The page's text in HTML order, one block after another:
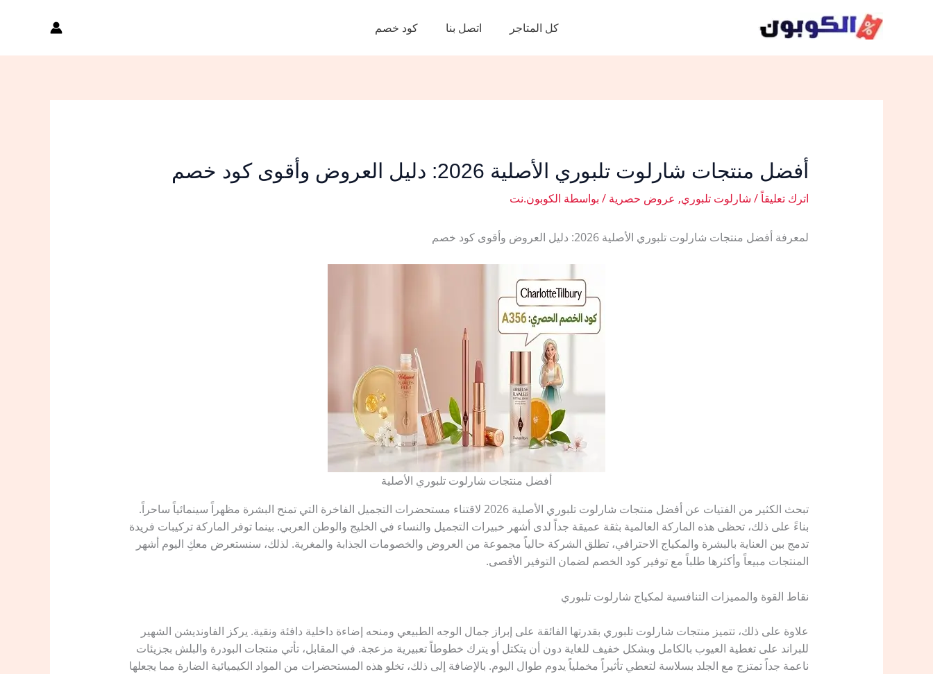
كل المتاجر اتصل بنا كود خصم
أفضل منتجات شارلوت تلبوري الأصلية 2026: دليل العروض وأقوى كود خصم
اترك تعليقاً/ شارلوت تلبوري, عروض حصرية / بواسطة الكوبون.نت
لمعرفة أفضل منتجات شارلوت تلبوري الأصلية 2026: دليل العروض وأقوى كود خصم
أفضل منتجات شارلوت تلبوري الأصلية
​تبحث الكثير من الفتيات عن أفضل منتجات شارلوت تلبوري الأصلية 2026 لاقتناء مستحضرات التجميل الفاخرة التي تمنح البشرة مظهراً سينمائياً ساحراً.
بناءً على ذلك، تحظى هذه الماركة العالمية بثقة عميقة جداً لدى أشهر خبيرات التجميل والنساء في الخليج والوطن العربي. بينما توفر الماركة تركيبات فريدة
تدمج بين العناية بالبشرة والمكياج الاحترافي، تطلق الشركة حالياً مجموعة من العروض والخصومات الجذابة والمغرية. لذلك، سنستعرض معكِ اليوم أشهر
المنتجات مبيعاً وأكثرها طلباً مع توفير كود الخصم لضمان التوفير الأقصى.
​نقاط القوة والمميزات التنافسية لمكياج شارلوت تلبوري
​علاوة على ذلك، تتميز منتجات شارلوت تلبوري بقدرتها الفائقة على إبراز جمال الوجه الطبيعي ومنحه إضاءة داخلية دافئة ونقية. يركز الفاونديشن الشهير
للبراند على تغطية العيوب بالكامل وبشكل خفيف للغاية دون أن يتكتل أو يترك خطوطاً تعبيرية مزعجة. في المقابل، تأتي منتجات البودرة والبلش بجزيئات
ناعمة جداً تمتزج مع الجلد بسلاسة لتعطي تأثيراً مخملياً يدوم طوال اليوم. بالإضافة إلى ذلك، تخلو هذه المستحضرات من المواد الكيميائية الضارة مما يجعلها